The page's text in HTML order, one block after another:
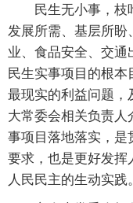
民生无小事，枝
发展所需、基层所
业、食品安全、交通
民生实事项目的根
最现实的利益问题，
大常委会相关负责
事项目落地落实，是
要求，也是更好发挥
人民民主的生动实践。